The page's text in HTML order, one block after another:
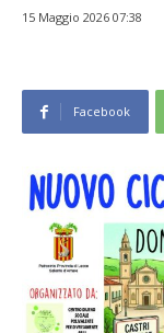
15 Maggio 2026 07:38
Facebook